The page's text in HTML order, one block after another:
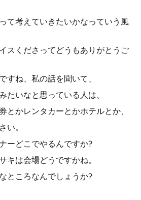
て考えていきたいかなっていう風
スくださってどうもありがとうご
すね、私の話を聞いて、
たいなと思っている人は、
とかレンタカーとかホテルとか、
い。
ーどこでやるんですか?
キは会場どうですかね。
ところなんでしょうか?